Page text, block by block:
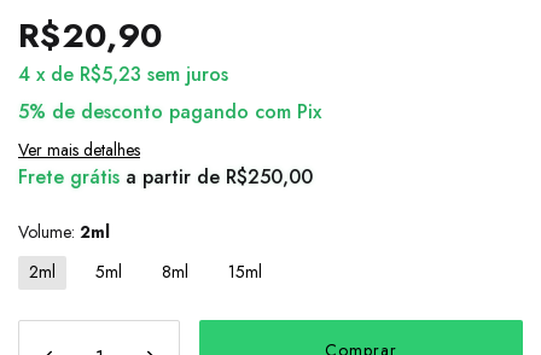
R$20,90
4 x de R$5,23 sem juros
5% de desconto pagando com Pix
Ver mais detalhes
Frete grátis a partir de R$250,00
Volume: 2ml
2ml
5ml 8ml 15ml